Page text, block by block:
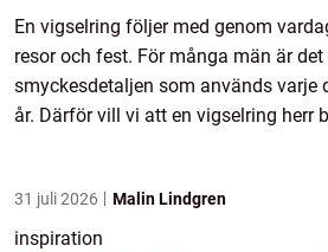
En vigselring följer med genom
resor och fest. För många män är det
smyckesdetaljen som används varje
år. Därför vill vi att en vigselring herr
31 juli 2026 Malin Lindgren
inspiration